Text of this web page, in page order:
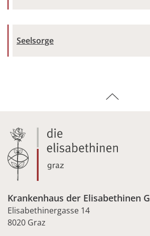
Seelsorge
Krankenhaus der Elisabethinen
Elisabethinergasse 14
8020 Graz